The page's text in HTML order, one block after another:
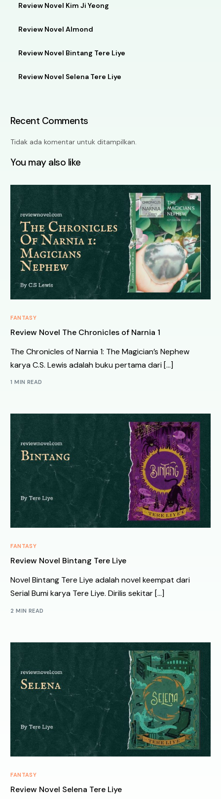
Review Novel Kim Ji Yeong
Review Novel Almond
Review Novel Bintang Tere Liye
Review Novel Selena Tere Liye
Recent Comments
Tidak ada komentar untuk ditampilkan.
You may also like
FANTASY
Review Novel The Chronicles of Narnia 1
The Chronicles of Narnia 1: The Magician’s Nephew
karya C.S. Lewis adalah buku pertama dari […]
1 MIN READ
FANTASY
Review Novel Bintang Tere Liye
Novel Bintang Tere Liye adalah novel keempat dari
Serial Bumi karya Tere Liye. Dirilis sekitar […]
2 MIN READ
FANTASY
Review Novel Selena Tere Liye